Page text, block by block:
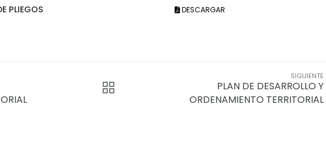
PLIEGOS
DESCARGAR
SIGUIENTE
PLAN DE DESARROLLO Y
ORDENAMIENTO TERRITORIAL